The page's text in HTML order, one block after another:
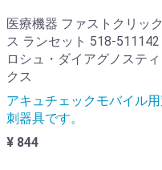
医療機器 ファストクリック
ス ランセット 518-511142
ロシュ・ダイアグノスティ
クス
アキュチェックモバイル
刺器具です。
¥ 844